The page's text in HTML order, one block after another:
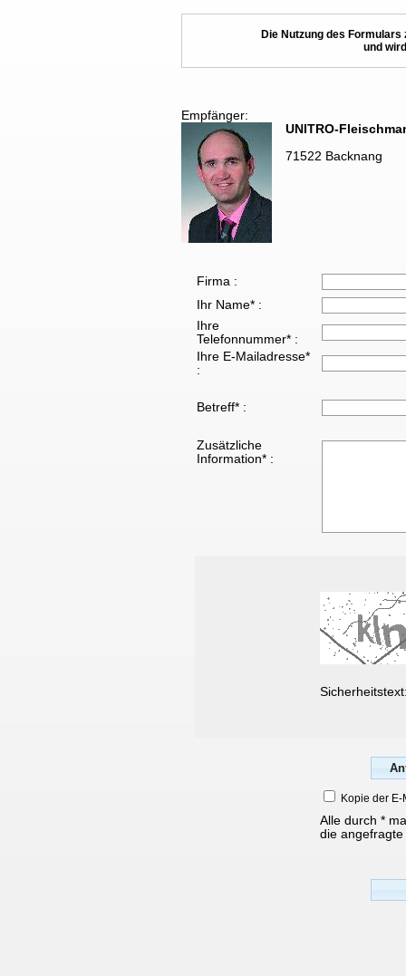
Die Nutzung des
und
Empfänger:
UNITRO-
71522 Backnang
Firma :
Ihr Name* :
Ihre
Telefonnummer* :
Ihre E-Mailadresse*
:
Betreff* :
Zusätzliche
Information* :
Kopie der
Alle durch *
die